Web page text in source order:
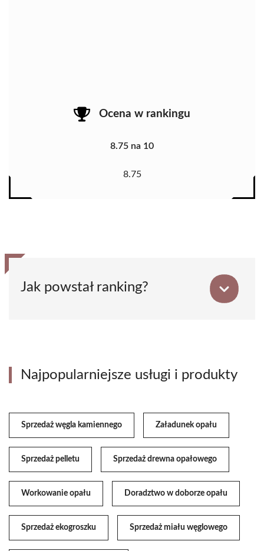
Ocena w rankingu
8.75 na 10
8.75
Jak powstał ranking?
Najpopularniejsze usługi i produkty
Sprzedaż węgla kamiennego Załadunek opału
Sprzedaż pelletu Sprzedaż drewna opałowego
Workowanie opału Doradztwo w doborze opału
Sprzedaż ekogroszku Sprzedaż miału węglowego